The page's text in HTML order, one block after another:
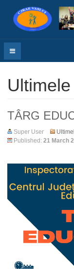
TÂRG
Super User
Published: 21 March